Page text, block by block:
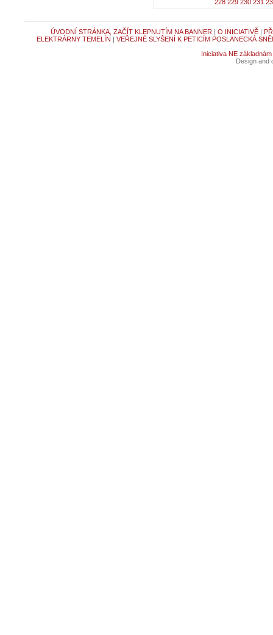
228 229 230 231
ÚVODNÍ STRÁNKA, ZAČÍT KLEPNUTÍM NA BANNER | O INICIATIVĚ|
ELEKTRÁRNY TEMELÍN | VEŘEJNÉ SLYŠENÍ K PETICÍM POSLANECKÁ
Iniciativa NE základnám
Design and